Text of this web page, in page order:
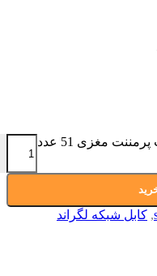
, کابل شبکه لگراند